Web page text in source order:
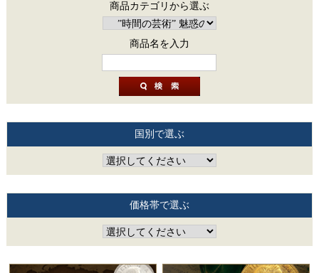
商品カテゴリから選ぶ
商品名を入力
国別で選ぶ
価格帯で選ぶ